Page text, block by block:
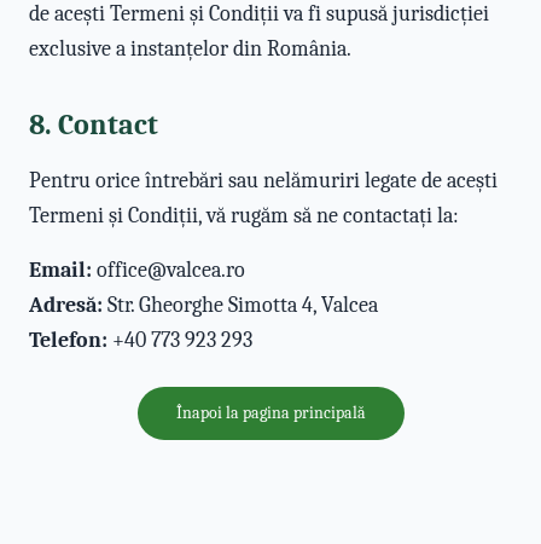
de acești Termeni și Condiții va fi supusă jurisdicției
exclusive a instanțelor din România.
8. Contact
Pentru orice întrebări sau nelămuriri legate de acești
Termeni și Condiții, vă rugăm să ne contactați la:
Email: office@valcea.ro
Adresă: Str. Gheorghe Simotta 4, Valcea
Telefon: +40 773 923 293
Înapoi la pagina principală